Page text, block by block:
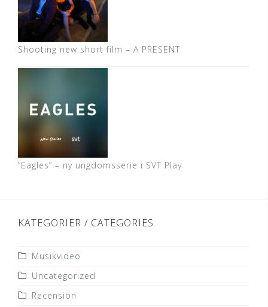
Shooting new short film – A PRESENT
”Eagles” – ny ungdomsserie i SVT Play
KATEGORIER / CATEGORIES
Musikvideo
Uncategorized
Recension